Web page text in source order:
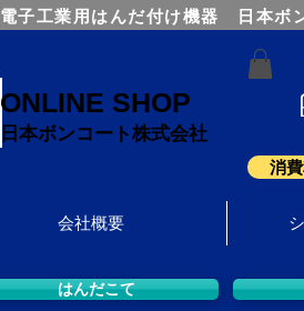
電子工業用はんだ付け機器 日本ボ
ONLINE SHOP
日本ボンコート株式会社
消
会社概要
はんだこて